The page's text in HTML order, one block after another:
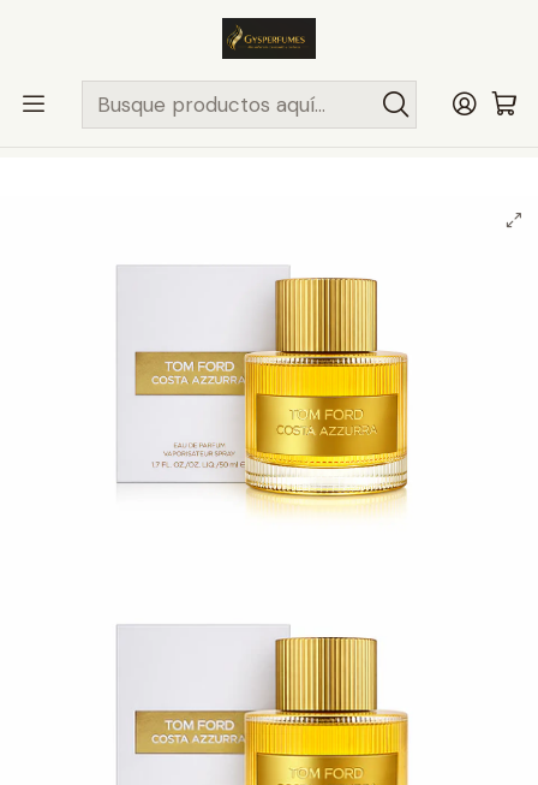
en compras hasta las 13Hrs, valido solo en
Comunas ..>>
Inicio PERFUMES NICHO TOM FORD
UNISEX
TOM FORD COSTA AZZURRA 50ML EDP